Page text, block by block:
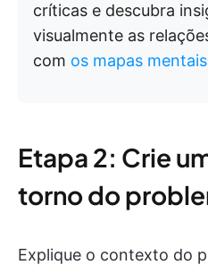
críticas e descubra
visualmente as
com os mapas
Etapa 2: Crie
torno do
Explique o contexto do